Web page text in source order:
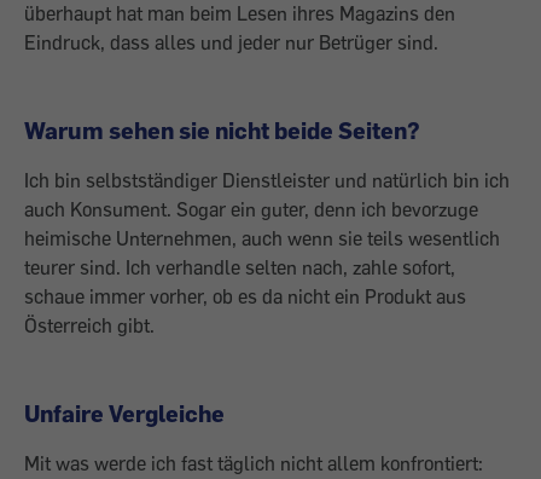
überhaupt hat man beim Lesen ihres Magazins den
Eindruck, dass alles und jeder nur Betrüger sind.
Warum sehen sie nicht beide Seiten?
Ich bin selbstständiger Dienstleister und natürlich bin ich
auch Konsument. Sogar ein guter, denn ich bevorzuge
heimische Unternehmen, auch wenn sie teils wesentlich
teurer sind. Ich verhandle selten nach, zahle sofort,
schaue immer vorher, ob es da nicht ein Produkt aus
Österreich gibt.
Unfaire Vergleiche
Mit was werde ich fast täglich nicht allem konfrontiert: